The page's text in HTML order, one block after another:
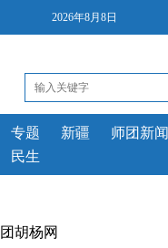
2026年8月8日
专题 新疆
师团新闻
民生
胡杨网